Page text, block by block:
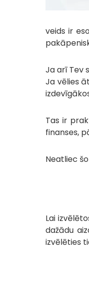
veids ir
Ja arī Tev
Ja vēlies
Tas ir
finanses,
Neatliec
Lai
dažādu
izvēlēties